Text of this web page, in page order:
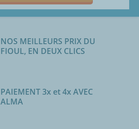
NOS MEILLEURS PRIX DU
FIOUL, EN DEUX CLICS
PAIEMENT 3x et 4x AVEC
ALMA